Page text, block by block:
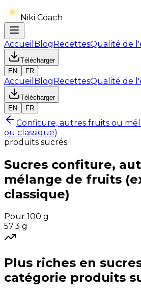
Niki Coach
Accueil BlogRecettesQualité de
Télécharger
EN
FR
Accueil BlogRecettesQualité de
Télécharger
EN
FR
Confiture, autres fruits ou
ou classique)
produits sucrés
Sucres confiture,
mélange de fruits
classique)
Pour 100 g
57.3 g
Plus riches en
catégorie produits